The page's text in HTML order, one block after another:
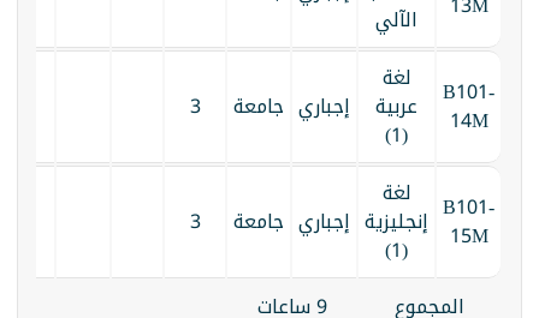
الآلي
B101-
14M
لغة
عربية
(1)
إجباري جامعة 3
B101-
15M
لغة
إنجليزية
(1)
إجباري جامعة 3
المجموع 9 ساعات